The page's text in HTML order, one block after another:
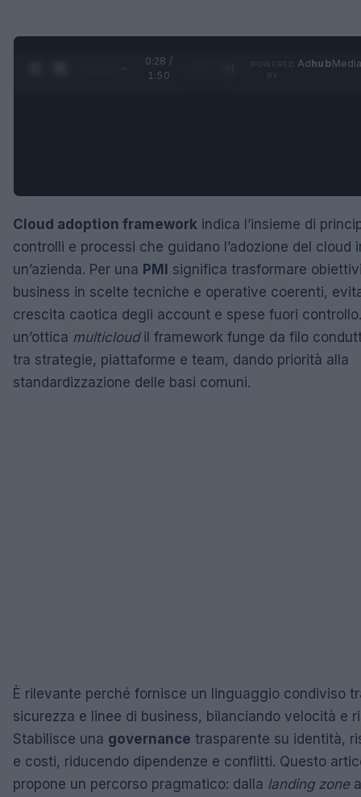
0:29 /
1:50
Adhub
Cloud adoption framework indica l’insieme di
controlli e processi che guidano l’adozione del cloud
un’azienda. Per una PMI significa trasformare
business in scelte tecniche e operative coerenti,
crescita caotica degli account e spese fuori
un’ottica multicloudil framework funge da filo
tra strategie, piattaforme e team, dando priorità alla
standardizzazione delle basi comuni.
È rilevante perché fornisce un linguaggio condiviso
sicurezza e linee di business, bilanciando velocità e
Stabilisce una governance trasparente su identità,
e costi, riducendo dipendenze e conflitti. Questo
propone un percorso pragmatico: dalla landing zone